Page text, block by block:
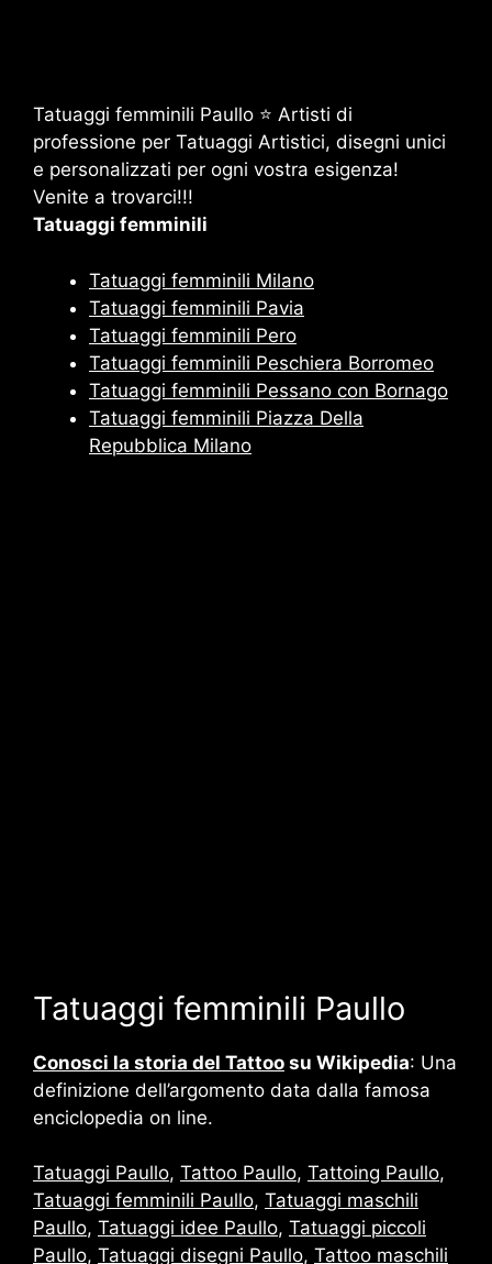
Tatuaggi femminili Paullo ⭐ Artisti di
professione per Tatuaggi Artistici, disegni unici
e personalizzati per ogni vostra esigenza!
Venite a trovarci!!!
Tatuaggi femminili
Tatuaggi femminili Milano
Tatuaggi femminili Pavia
Tatuaggi femminili Pero
Tatuaggi femminili Peschiera Borromeo
Tatuaggi femminili Pessano con Bornago
Tatuaggi femminili Piazza Della
Repubblica Milano
Tatuaggi femminili Paullo
Conosci la storia del Tattoo su Wikipedia: Una
definizione dell’argomento data dalla famosa
enciclopedia on line.
Tatuaggi Paullo, Tattoo Paullo, Tattoing Paullo,
Tatuaggi femminili Paullo, Tatuaggi maschili
Paullo, Tatuaggi idee Paullo, Tatuaggi piccoli
Paullo, Tatuaggi disegni Paullo, Tattoo maschili